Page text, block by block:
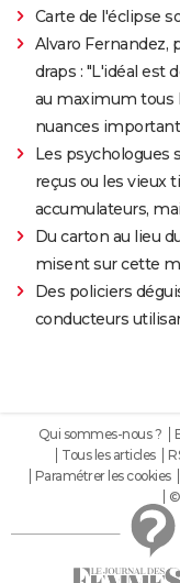
Carte de l'éclipse
Alvaro Fernandez,
draps : "L'idéal est
au maximum tous
nuances
Les psychologues
reçus ou les vieux
accumulateurs,
Du carton au lieu
misent sur cette
Des policiers
conducteurs
Qui sommes-nous ?
Tous les articles
Paramétrer les cookies